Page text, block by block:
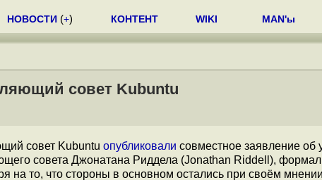
НОВОСТИ (+) КОНТЕНТ WIKI MAN'ы
совет Kubuntu
совет Kubuntu опубликовали совместное заявление об
совета Джонатана Риддела (Jonathan Riddell),
на то, что стороны в основном остались при своём